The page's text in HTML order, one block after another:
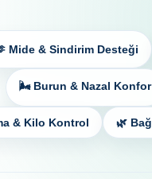
Mide & Sindirim Desteği
🌬️ Burun & Nazal Konfor
& Kilo Kontrol 🌿